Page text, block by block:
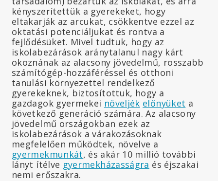
kényszerítettük a gyerekeket, hogy
eltakarják az arcukat, csökkentve ezzel az
oktatási potenciáljukat és rontva a
fejlődésüket. Mivel tudtuk, hogy az
iskolabezárások aránytalanul nagy kárt
okoznának az alacsony jövedelmű, rosszabb
számítógép-hozzáféréssel és otthoni
tanulási környezettel rendelkező
gyerekeknek, biztosítottuk, hogy a
gazdagok gyermekei növeljék előnyüket a
következő generáció számára. Az alacsony
jövedelmű országokban ezek az
iskolabezárások a várakozásoknak
megfelelően működtek, növelve a
gyermekmunkát, és akár 10 millió további
lányt ítélve gyermekházasságra és éjszakai
nemi erőszakra.